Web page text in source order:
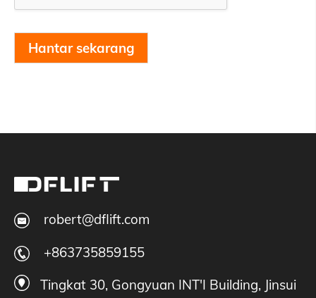
Hantar sekarang
robert@dflift.com
+863735859155
Tingkat 30, Gongyuan INT'I Building, Jinsui